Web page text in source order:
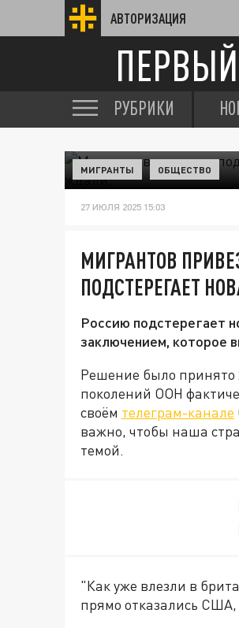
АВТОРИЗАЦИЯ
РУБРИКИ
МИГРАНТЫ ОБЩЕСТВО
27 ИЮЛЯ 2025 15:03
МИГРАНТОВ
ПОДСТЕРЕГАЕТ
Россию подстерегает
заключением, которое
Решение было принято
поколений ООН
своём телеграм-канале
важно, чтобы наша
темой.
"Как уже влезли в
прямо отказались